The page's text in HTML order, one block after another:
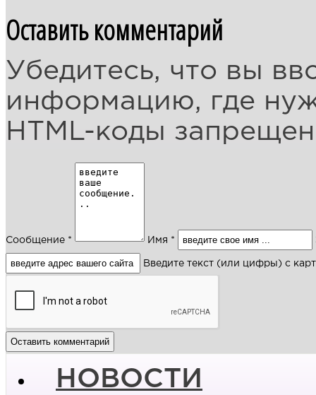
Оставить комментарий
Убедитесь, что вы
информацию, где
HTML-коды
Сообщение * Имя *
Введите текст (или цифры) с
НОВОСТИ